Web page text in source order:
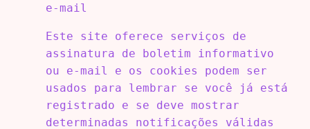
e-mail
Este site oferece serviços de
assinatura de boletim informativo
ou e-mail e os cookies podem ser
usados ​​para lembrar se você já está
registrado e se deve mostrar
determinadas notificações válidas